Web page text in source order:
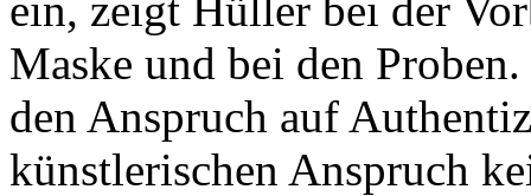
Maske und bei den
den Anspruch auf
künstlerischen Anspruch